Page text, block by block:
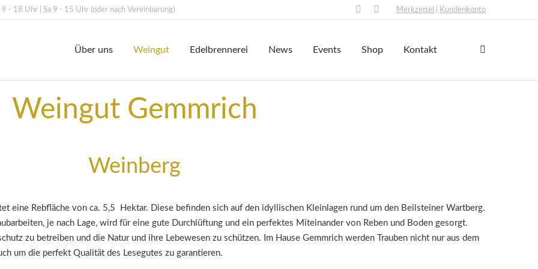
9 - 18 Uhr | Sa 9 - 15 Uhr (oder nach Vereinbarung)
opens
new
Instagram
opens
new
Merkzettel Kundenkonto
Über uns Weingut Edelbrennerei News Events Shop Kontakt Search:
Weingut Gemmrich
Weinberg
eine Rebfläche von ca. 5,5 Hektar. Diese befinden sich auf den idyllischen Kleinlagen rund um den Beilsteiner Wartberg.
je nach Lage, wird für eine gute Durchlüftung und ein perfektes Miteinander von Reben und Boden gesorgt.
zu betreiben und die Natur und ihre Lebewesen zu schützen. Im Hause Gemmrich werden Trauben nicht nur aus dem
um die perfekt Qualität des Lesegutes zu garantieren.